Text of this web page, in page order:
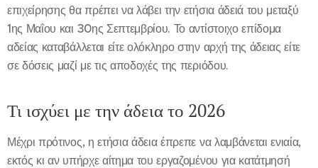
επιχείρησης θα πρέπει να λάβει την ετήσια άδειά του μεταξύ
1ης Μαΐου και 30ης Σεπτεμβρίου. Το αντίστοιχο επίδομα
αδείας καταβάλλεται είτε ολόκληρο στην αρχή της άδειας είτε
σε δόσεις μαζί με τις αποδοχές της περιόδου.
Τι ισχύει με την άδεια το 2026
Μέχρι πρότινος, η ετήσια άδεια έπρεπε να λαμβάνεται ενιαία,
εκτός κι αν υπήρχε αίτημα του εργαζομένου για κατάτμησή